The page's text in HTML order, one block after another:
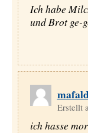
Ich habe
und Brot ge-
Erstellt
ich hasse